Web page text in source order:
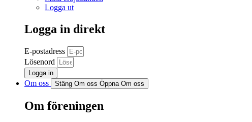
Logga ut
Logga in direkt
E-postadress
Lösenord
Logga in
Om oss Stäng Om oss Öppna Om oss
Om föreningen